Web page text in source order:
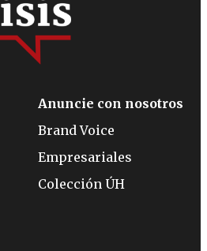
Anuncie con nosotros
Brand Voice
Empresariales
Colección ÚH